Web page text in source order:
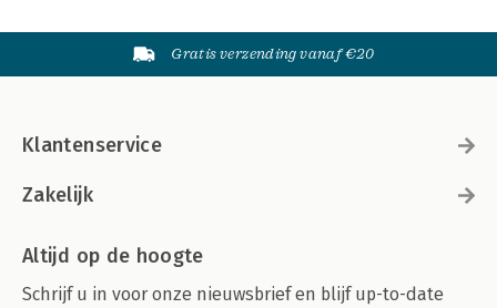
Gratis verzending vanaf €20
Klantenservice
Zakelijk
Altijd op de hoogte
Schrijf u in voor onze nieuwsbrief en blijf up-to-date